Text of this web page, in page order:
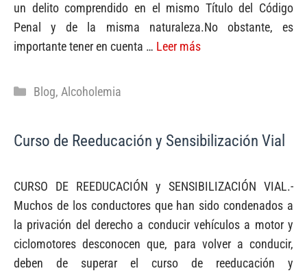
un delito comprendido en el mismo Título del Código
Penal y de la misma naturaleza.No obstante, es
importante tener en cuenta … Leer más
Categorías
Blog, Alcoholemia
Curso de Reeducación y Sensibilización Vial
CURSO DE REEDUCACIÓN y SENSIBILIZACIÓN VIAL.-
Muchos de los conductores que han sido condenados a
la privación del derecho a conducir vehículos a motor y
ciclomotores desconocen que, para volver a conducir,
deben de superar el curso de reeducación y